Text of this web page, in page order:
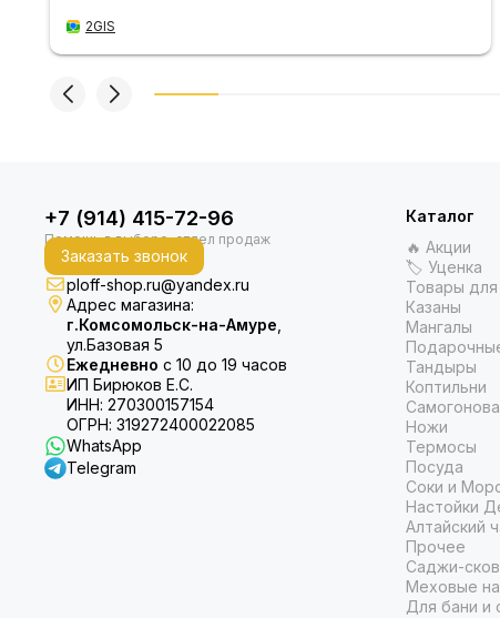
2GIS
+7 (914) 415-72-96
Заказать звонок
ploff-shop.ru@yandex.ru
Адрес магазина:
г.Комсомольск-на-Амуре
ул.Базовая 5
Ежедневно с 10 до 19 часов
ИП Бирюков Е.С.
ИНН: 270300157154
ОГРН: 319272400022085
WhatsApp
Telegram
Каталог
🔥 Акции
🏷 Уценка
Товары для
Казаны
Мангалы
Тандыры
Коптильни
Ножи
Термосы
Посуда
Соки и
Настойки
Алтайский
Прочее
Саджи-
Меховые
Для бани и